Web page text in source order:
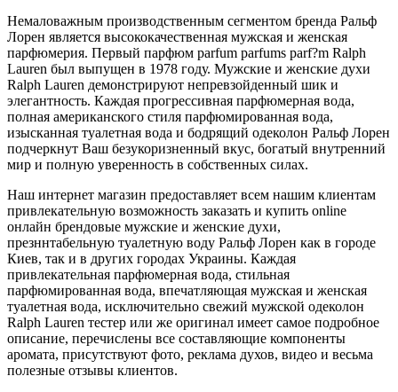
Немаловажным производственным сегментом бренда Ральф
Лорен является высококачественная мужская и женская
парфюмерия. Первый парфюм parfum parfums parf?m Ralph
Lauren был выпущен в 1978 году. Мужские и женские духи
Ralph Lauren демонстрируют непревзойденный шик и
элегантность. Каждая прогрессивная парфюмерная вода,
полная американского стиля парфюмированная вода,
изысканная туалетная вода и бодрящий одеколон Ральф Лорен
подчеркнут Ваш безукоризненный вкус, богатый внутренний
мир и полную уверенность в собственных силах.
Наш интернет магазин предоставляет всем нашим клиентам
привлекательную возможность заказать и купить online
онлайн брендовые мужские и женские духи,
презннтабельную туалетную воду Ральф Лорен как в городе
Киев, так и в других городах Украины. Каждая
привлекательная парфюмерная вода, стильная
парфюмированная вода, впечатляющая мужская и женская
туалетная вода, исключительно свежий мужской одеколон
Ralph Lauren тестер или же оригинал имеет самое подробное
описание, перечислены все составляющие компоненты
аромата, присутствуют фото, реклама духов, видео и весьма
полезные отзывы клиентов.